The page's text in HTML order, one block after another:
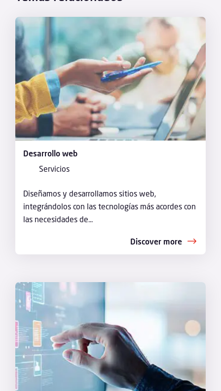
Desarrollo web
Servicios
Diseñamos y desarrollamos sitios web,
integrándolos con las tecnologías más acordes con
las necesidades de...
Discover more